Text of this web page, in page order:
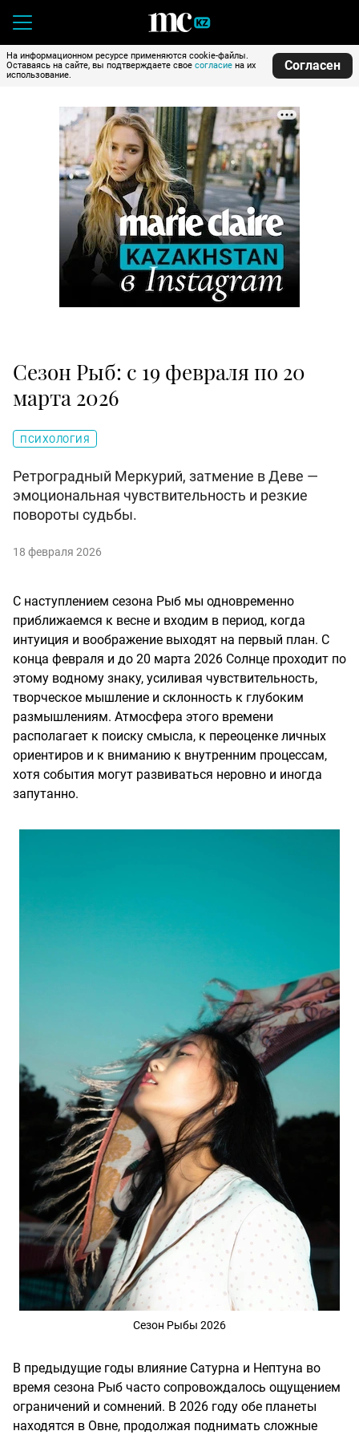
На информационном ресурсе применяются cookie-файлы.
Оставаясь на сайте, вы подтверждаете свое согласие на их
использование.
Согласен
Сезон Рыб: с 19 февраля по 20
марта 2026
ПСИХОЛОГИЯ
Ретроградный Меркурий, затмение в Деве —
эмоциональная чувствительность и резкие
повороты судьбы.
18 февраля 2026
С наступлением сезона Рыб мы одновременно
приближаемся к весне и входим в период, когда
интуиция и воображение выходят на первый план. С
конца февраля и до 20 марта 2026 Солнце проходит по
этому водному знаку, усиливая чувствительность,
творческое мышление и склонность к глубоким
размышлениям. Атмосфера этого времени
располагает к поиску смысла, к переоценке личных
ориентиров и к вниманию к внутренним процессам,
хотя события могут развиваться неровно и иногда
запутанно.
Сезон Рыбы 2026
В предыдущие годы влияние Сатурна и Нептуна во
время сезона Рыб часто сопровождалось ощущением
ограничений и сомнений. В 2026 году обе планеты
находятся в Овне, продолжая поднимать сложные